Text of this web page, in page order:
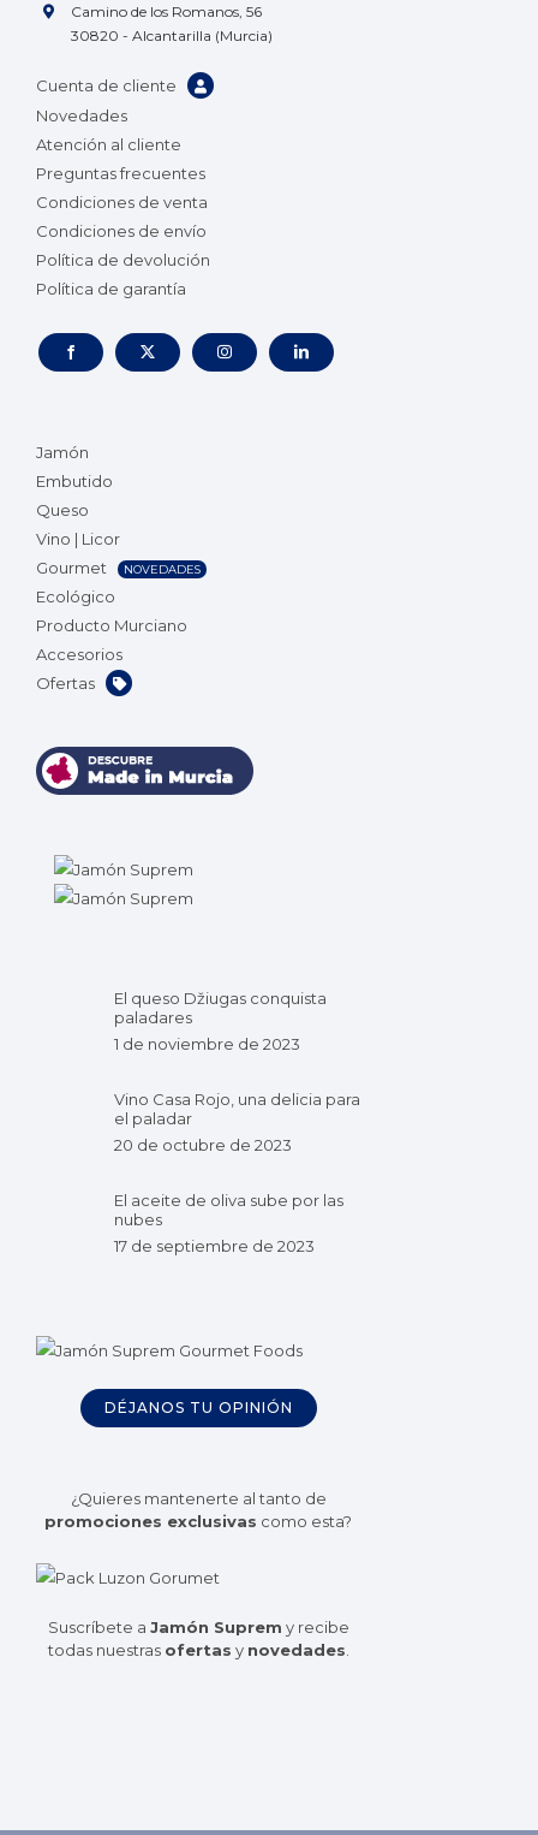
Camino de los Romanos, 56
30820 - Alcantarilla (Murcia)
Cuenta de cliente
Novedades
Atención al cliente
Preguntas frecuentes
Condiciones de venta
Condiciones de envío
Política de devolución
Política de garantía
Jamón
Embutido
Queso
Vino | Licor
Gourmet
NOVEDADES
Ecológico
Producto Murciano
Accesorios
Ofertas
El queso Džiugas conquista
paladares
1 de noviembre de 2023
Vino Casa Rojo, una delicia para
el paladar
20 de octubre de 2023
El aceite de oliva sube por las
nubes
17 de septiembre de 2023
DÉJANOS TU OPINIÓN
¿Quieres mantenerte al tanto de
promociones exclusivas como esta?
Suscríbete a Jamón Suprem y recibe
todas nuestras ofertas y novedades